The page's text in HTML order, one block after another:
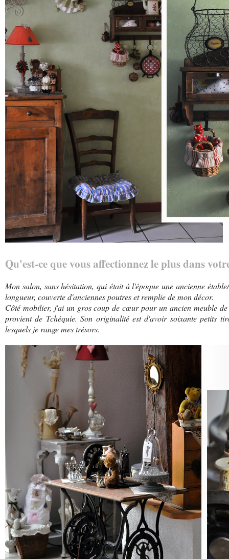
Qu'est-ce que vous affectionnez le plus dans
Mon salon, sans hésitation, qui était à l'époque une ancienne
longueur, couverte d'anciennes poutres et remplie de mon décor.
Côté mobilier, j'ai un gros coup de cœur pour un ancien meuble
provient de Tchéquie. Son originalité est d'avoir soixante petits
lesquels je range mes trésors.